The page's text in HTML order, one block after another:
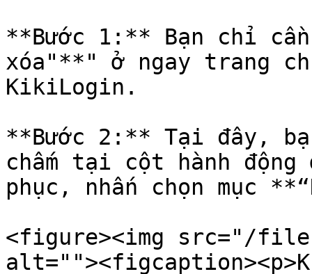
**Bước 1:** Bạn chỉ
xóa"**" ở ngay trang
KikiLogin.
**Bước 2:** Tại đây,
chấm tại cột hành
phục, nhấn chọn mục
<figure><img src="/files/